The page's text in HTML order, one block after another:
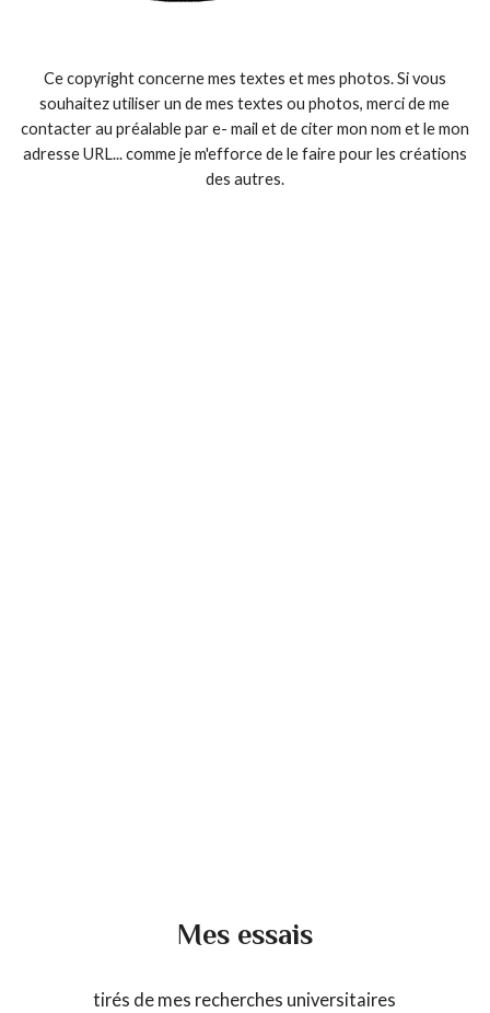
Ce copyright concerne mes textes et mes photos. Si vous
souhaitez utiliser un de mes textes ou photos, merci de me
contacter au préalable par e- mail et de citer mon nom et le mon
adresse URL... comme je m'efforce de le faire pour les créations
des autres.
Mes essais
tirés de mes recherches universitaires